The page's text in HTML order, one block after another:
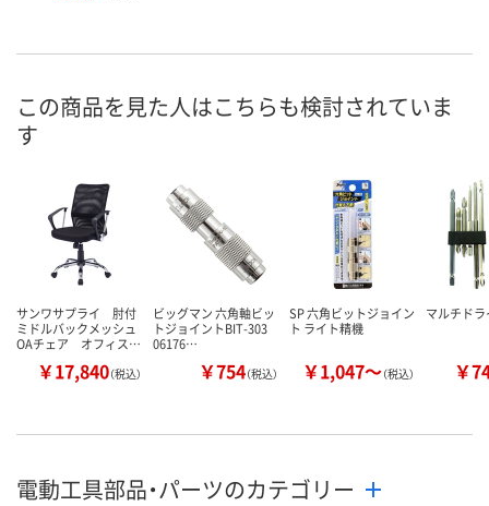
この商品を見た人はこちらも検討されていま
す
サンワサプライ 肘付
ミドルバックメッシュ
OAチェア オフィス…
￥17,840（税込）
ビッグマン 六角軸ビッ
トジョイントBIT-303
06176…
￥754（税込）
SP 六角ビットジョイン
ト ライト精機
￥1,047～（税込）
マルチド
￥
電動工具部品・パーツのカテゴリー